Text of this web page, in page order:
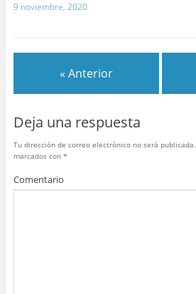
b
o
o
k
9 noviembre, 2020
« Anterior
Deja una respuesta
Tu dirección de correo electrónico no será publicada.
marcados con *
Comentario